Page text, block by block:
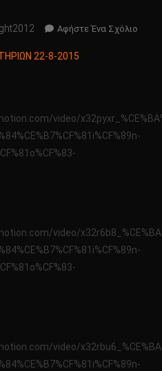
Αφήστε Ένα ΣχόλιοΓια
2015
22-8-2015
video/
video/
video/